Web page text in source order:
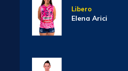
Libero
Elena Arici